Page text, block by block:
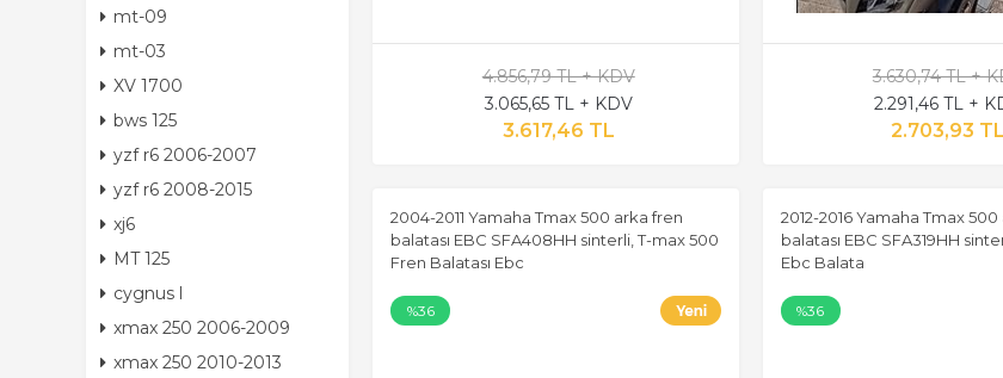
mt-09
mt-03
XV 1700
bws 125
yzf r6 2006-2007
yzf r6 2008-2015
xj6
MT 125
cygnus l
xmax 250 2006-2009
xmax 250 2010-2013
4.856,79 TL + KDV
3.065,65 TL + KDV
3.617,46 TL
3.630,74 TL +
2.291,46 TL +
2.703,93 TL
2004-2011 Yamaha Tmax 500 arka fren
balatası EBC SFA408HH sinterli, T-max 500
Fren Balatası Ebc
%36
2012-2016 Yamaha Tmax
balatası EBC SFA319HH
Ebc Balata
%36